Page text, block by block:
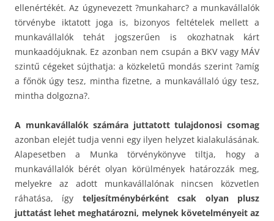
ellenértékét. Az úgynevezett ?munkaharc? a munkavállalók
törvénybe iktatott joga is, bizonyos feltételek mellett a
munkavállalók tehát jogszerűen is okozhatnak kárt
munkaadójuknak. Ez azonban nem csupán a BKV vagy MÁV
szintű cégeket sújthatja: a közkeletű mondás szerint ?amíg
a főnök úgy tesz, mintha fizetne, a munkavállaló úgy tesz,
mintha dolgozna?.
A munkavállalók számára juttatott tulajdonosi csomag
azonban elejét tudja venni egy ilyen helyzet kialakulásának.
Alapesetben a Munka törvénykönyve tiltja, hogy a
munkavállalók bérét olyan körülmények határozzák meg,
melyekre az adott munkavállalónak nincsen közvetlen
ráhatása, így teljesítménybérként csak olyan plusz
juttatást lehet meghatározni, melynek követelményeit az